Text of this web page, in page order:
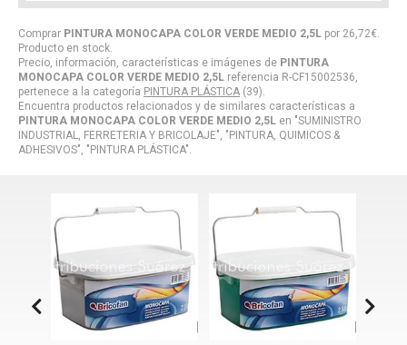
Comprar PINTURA MONOCAPA COLOR VERDE MEDIO 2,5L por 26,72€.
Producto en stock.
Precio, información, características e imágenes de PINTURA
MONOCAPA COLOR VERDE MEDIO 2,5L referencia R-CF15002536,
pertenece a la categoría PINTURA PLÁSTICA (39).
Encuentra productos relacionados y de similares características a
PINTURA MONOCAPA COLOR VERDE MEDIO 2,5L en "SUMINISTRO
INDUSTRIAL, FERRETERIA Y BRICOLAJE", "PINTURA, QUIMICOS &
ADHESIVOS", "PINTURA PLÁSTICA".